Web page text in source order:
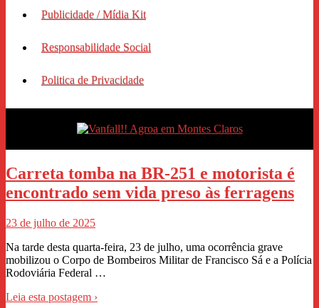
Publicidade / Mídia Kit
Responsabilidade Social
Politica de Privacidade
Carreta tomba na BR-251 e motorista é
encontrado sem vida preso às ferragens
23 de julho de 2025
Na tarde desta quarta-feira, 23 de julho, uma ocorrência grave
mobilizou o Corpo de Bombeiros Militar de Francisco Sá e a Polícia
Rodoviária Federal …
Leia esta postagem ›